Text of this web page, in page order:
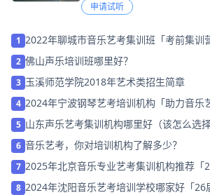
申请试听
1 2022年聊城市音乐艺考集训班「考前集训
2 佛山声乐培训班哪里好？
3 玉溪师范学院2018年艺术类招生简章
4 2024年宁波钢琴艺考培训机构「助力音乐
5 山东声乐艺考集训机构哪里好（该怎么选择
6 音乐艺考，你对培训机构了解多少？
7 2025年北京音乐专业艺考集训机构推荐「
8 2024年沈阳音乐艺考培训学校哪家好「26